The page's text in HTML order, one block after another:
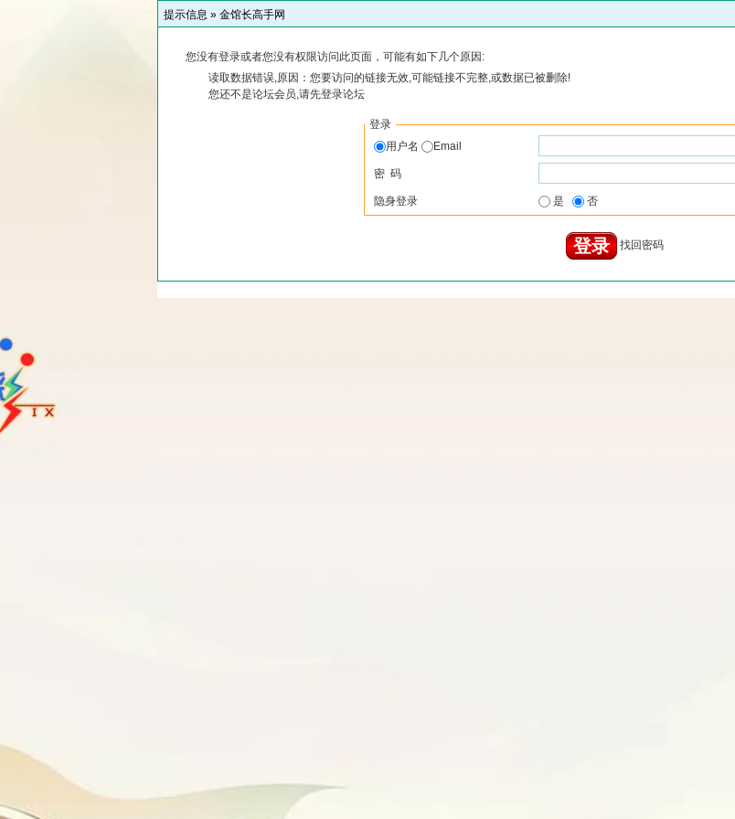
提示信息 » 金馆长高手网
您没有登录或者您没有权限访问此页面，可能有如下几个原因:
读取数据错误,原因：您要访问的链接无效,可能链接不完整,或数据已被删除!
您还不是论坛会员,请先登录论坛
登录
用户名
Email
密 码
隐身登录 是 否
找回密码